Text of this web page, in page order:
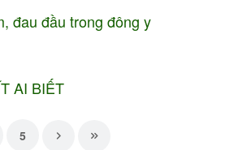
đau đầu trong đông y
AI BIẾT
5